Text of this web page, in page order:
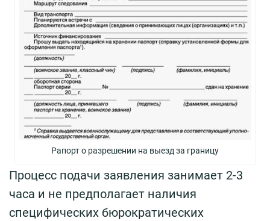
Рапорт о разрешении на выезд за границу
Процесс подачи заявления занимает 2-3
часа и не предполагает наличия
специфических бюрократических